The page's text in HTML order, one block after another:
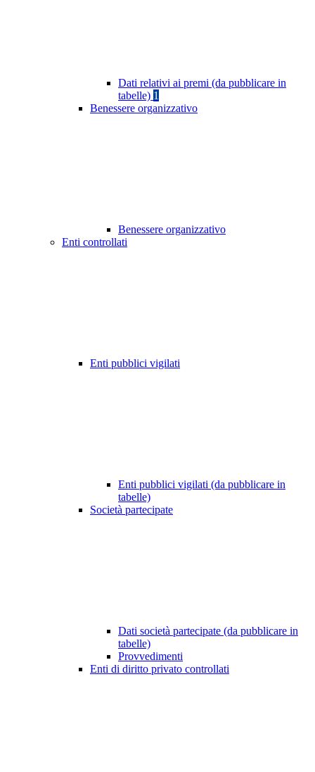
Dati relativi ai premi (da pubblicare in
tabelle) 1
Benessere organizzativo
Benessere organizzativo
Enti controllati
Enti pubblici vigilati
Enti pubblici vigilati (da pubblicare in
tabelle)
Società partecipate
Dati società partecipate (da pubblicare in
tabelle)
Provvedimenti
Enti di diritto privato controllati